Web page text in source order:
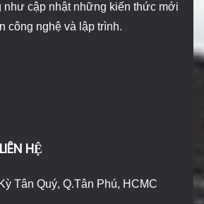
như cập nhật những kiến thức mới
công nghệ và lập trình.
HỆ
Tân Quý, Q.Tân Phú, HCMC